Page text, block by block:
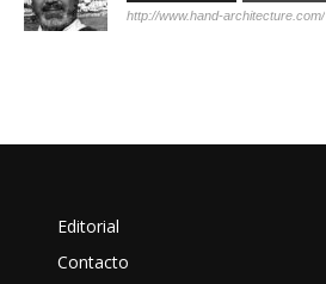
http://www.hand-architecture.com/
Editorial
Contacto